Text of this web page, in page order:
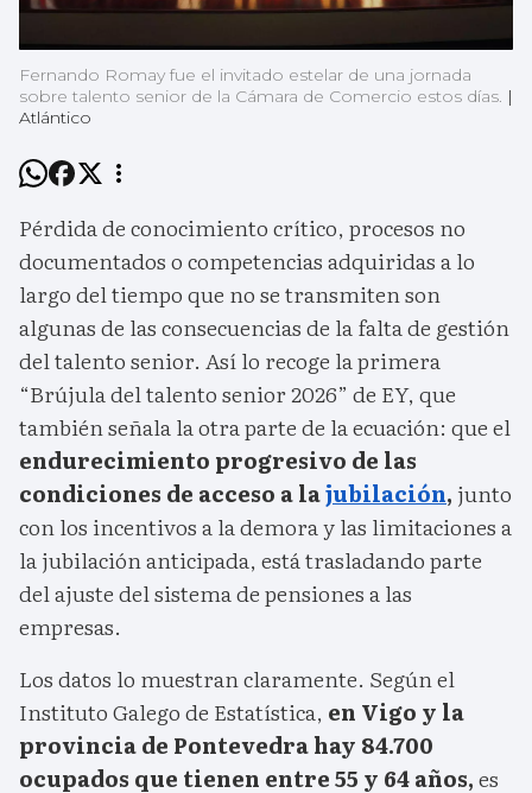
Fernando Romay fue el invitado estelar de una jornada
sobre talento senior de la Cámara de Comercio estos días. |
Atlántico
Pérdida de conocimiento crítico, procesos no
documentados o competencias adquiridas a lo
largo del tiempo que no se transmiten son
algunas de las consecuencias de la falta de gestión
del talento senior. Así lo recoge la primera
“Brújula del talento senior 2026” de EY, que
también señala la otra parte de la ecuación: que el
endurecimiento progresivo de las
condiciones de acceso a lajubilación, junto
con los incentivos a la demora y las limitaciones a
la jubilación anticipada, está trasladando parte
del ajuste del sistema de pensiones a las
empresas.
Los datos lo muestran claramente. Según el
Instituto Galego de Estatística, en Vigo y la
provincia de Pontevedra hay 84.700
ocupados que tienen entre 55 y 64 años,es